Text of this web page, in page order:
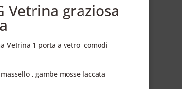
Vetrina graziosa
Vetrina 1 porta a vetro comodi
, gambe mosse laccata